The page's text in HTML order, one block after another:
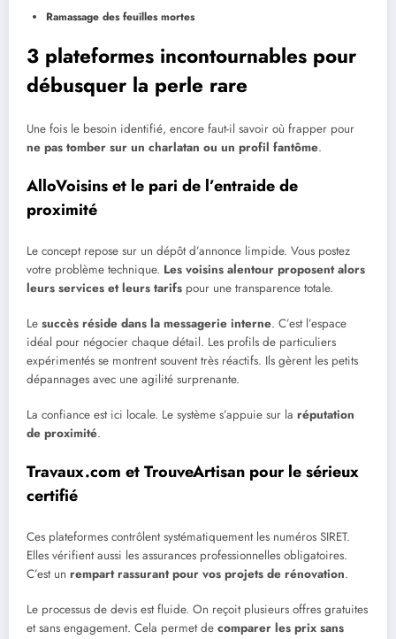
Ramassage des feuilles mortes
3 plateformes incontournables pour
débusquer la perle rare
Une fois le besoin identifié, encore faut-il savoir où frapper pour
ne pas tomber sur un charlatan ou un profil fantôme.
AlloVoisins et le pari de l’entraide de
proximité
Le concept repose sur un dépôt d’annonce limpide. Vous postez
votre problème technique. Les voisins alentour proposent alors
leurs services et leurs tarifs pour une transparence totale.
Le succès réside dans la messagerie interne. C’est l’espace
idéal pour négocier chaque détail. Les profils de particuliers
expérimentés se montrent souvent très réactifs. Ils gèrent les petits
dépannages avec une agilité surprenante.
La confiance est ici locale. Le système s’appuie sur la réputation
de proximité.
Travaux.com et TrouveArtisan pour le sérieux
certifié
Ces plateformes contrôlent systématiquement les numéros SIRET.
Elles vérifient aussi les assurances professionnelles obligatoires.
C’est un rempart rassurant pour vos projets de rénovation.
Le processus de devis est fluide. On reçoit plusieurs offres gratuites
et sans engagement. Cela permet de comparer les prix sans